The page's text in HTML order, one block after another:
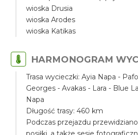
wioska Drusia
wioska Arodes
wioska Katikas
HARMONOGRAM
Trasa wycieczki: Ayia Napa -
Georges - Avakas - Lara - Blue
Napa
Długość trasy: 460 km
Podczas przejazdu